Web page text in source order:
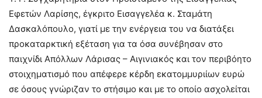
Εφετών Λαρίσης, έγκριτο Εισαγγελέα κ. Σταμάτη
Δασκαλόπουλο, γιατί με την ενέργεια του να διατάξει
προκαταρκτική εξέταση για τα όσα συνέβησαν στο
παιχνίδι Απόλλων Λάρισας – Αιγινιακός και τον περιβόητο
στοιχηματισμό που απέφερε κέρδη εκατομμυριίων ευρώ
σε όσους γνώριζαν το στήσιμο και με το οποίο ασχολείται